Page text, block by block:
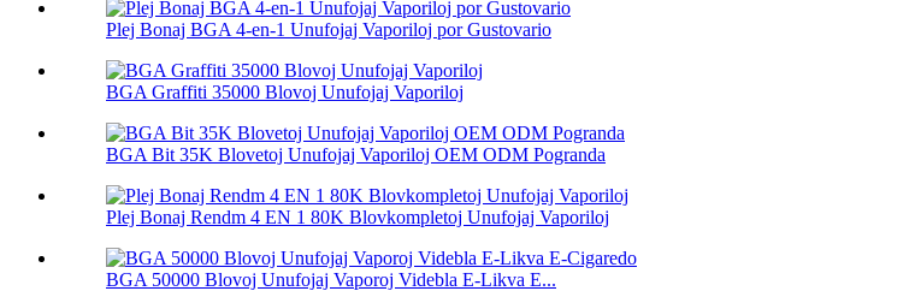
Plej Bonaj BGA 4-en-1 Unufojaj Vaporiloj por Gustovario
BGA Graffiti 35000 Blovoj Unufojaj Vaporiloj
BGA Bit 35K Blovetoj Unufojaj Vaporiloj OEM ODM Pogranda
Plej Bonaj Rendm 4 EN 1 80K Blovkompletoj Unufojaj Vaporiloj
BGA 50000 Blovoj Unufojaj Vaporoj Videbla E-Likva E...